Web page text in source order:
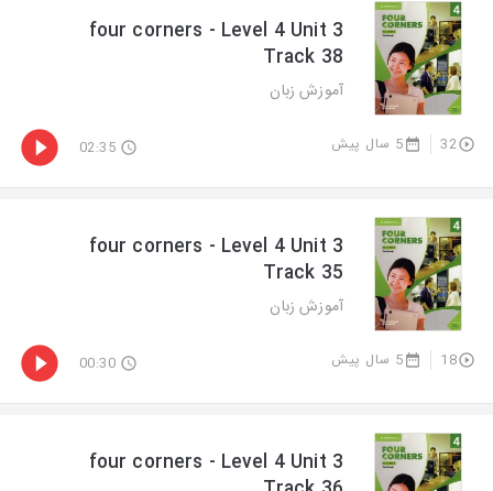
four corners - Level 4 Unit 3
Track 38
آموزش زبان
32 5 سال پیش 02:35
four corners - Level 4 Unit 3
Track 35
آموزش زبان
18 5 سال پیش 00:30
four corners - Level 4 Unit 3